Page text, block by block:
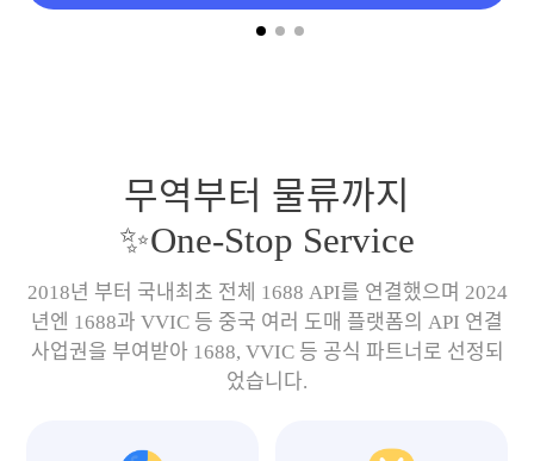
무역부터 물류까지
✨One-Stop Service
2018년 부터 국내최초 전체 1688 API를 연결했으며 2024
년엔 1688과 VVIC 등 중국 여러 도매 플랫폼의 API 연결
사업권을 부여받아 1688, VVIC 등 공식 파트너로 선정되
었습니다.